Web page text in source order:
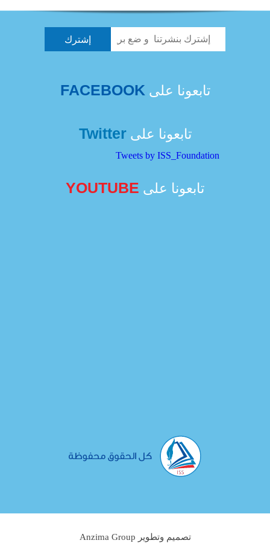
تابعونا علىFACEBOOK
تابعونا علىTwitter
Tweets by ISS_Foundation
تابعونا على YOUTUBE
تصميم وتطوير Anzima Group